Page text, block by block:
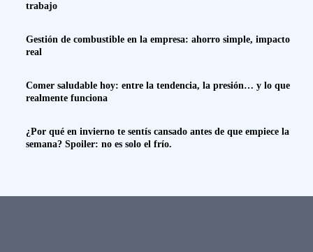
trabajo
Gestión de combustible en la empresa: ahorro simple, impacto
real
Comer saludable hoy: entre la tendencia, la presión… y lo que
realmente funciona
¿Por qué en invierno te sentís cansado antes de que empiece la
semana? Spoiler: no es solo el frío.